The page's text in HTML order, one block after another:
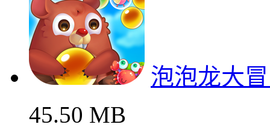
泡泡龙大
45.50 MB